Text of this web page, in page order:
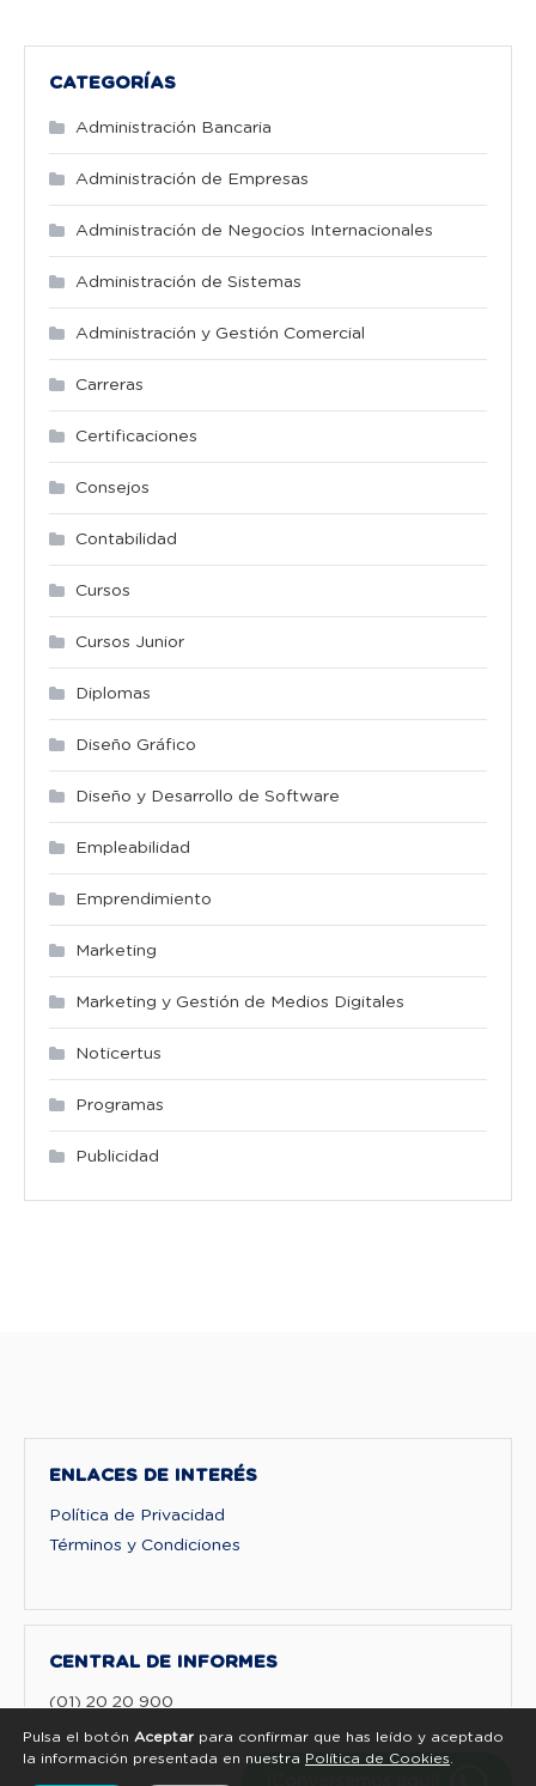
CATEGORÍAS
Administración Bancaria
Administración de Empresas
Administración de Negocios Internacionales
Administración de Sistemas
Administración y Gestión Comercial
Carreras
Certificaciones
Consejos
Contabilidad
Cursos
Cursos Junior
Diplomas
Diseño Gráfico
Diseño y Desarrollo de Software
Empleabilidad
Emprendimiento
Marketing
Marketing y Gestión de Medios Digitales
Noticertus
Programas
Publicidad
ENLACES DE INTERÉS
Política de Privacidad
Términos y Condiciones
CENTRAL DE INFORMES
(01) 20 20 900
Pulsa el botón Aceptar para confirmar que has leído y aceptado
la información presentada en nuestra Política de Cookies